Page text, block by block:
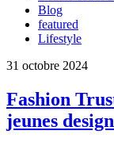
Blog
featured
Lifestyle
31 octobre 2024
Fashion
jeunes